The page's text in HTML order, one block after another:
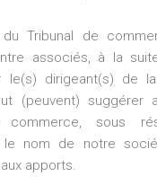
Tribunal de
associés, à la
le(s) dirigeant(s) de
(peuvent) suggérer
commerce, sous
le nom de notre
apports.